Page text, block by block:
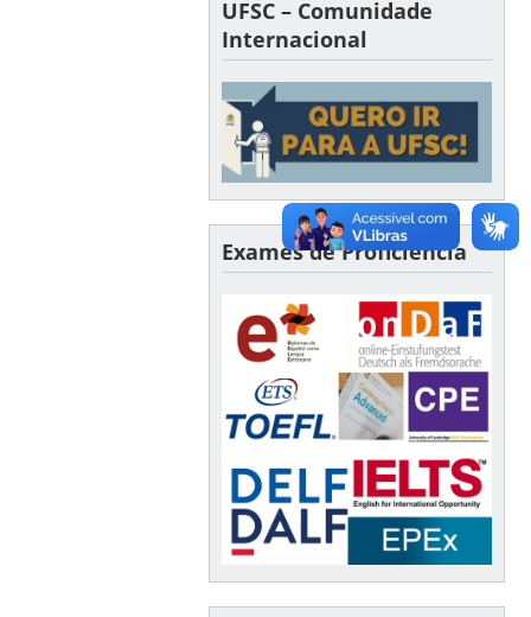
UFSC – Comunidade
Internacional
Exames de Proficiência